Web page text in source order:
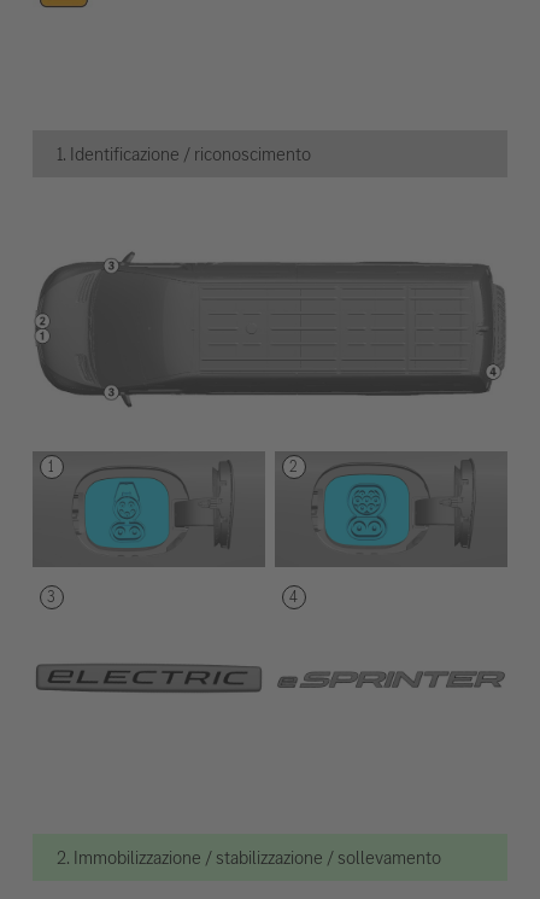
1. Identificazione / riconoscimento
2. Immobilizzazione / stabilizzazione / sollevamento